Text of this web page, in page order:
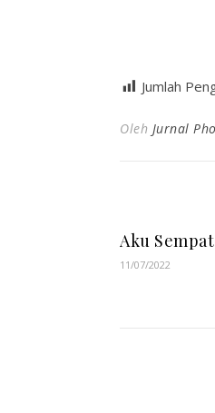
Jumlah
Oleh Jurnal
Aku
11/07/2022